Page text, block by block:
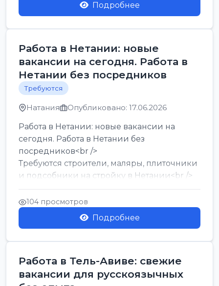
Подробнее
Работа в Нетании: новые
вакансии на сегодня. Работа в
Нетании без посредников
Требуются
Натания Опубликовано: 17.06.2026
Работа в Нетании: новые вакансии на
сегодня. Работа в Нетании без
посредников<br />
Требуются строители, маляры, плиточники
и подсобники на стройку в Нетании<br />
Срочно требуются горничные, уборщи...
104 просмотров
Подробнее
Работа в Тель-Авиве: свежие
вакансии для русскоязычных